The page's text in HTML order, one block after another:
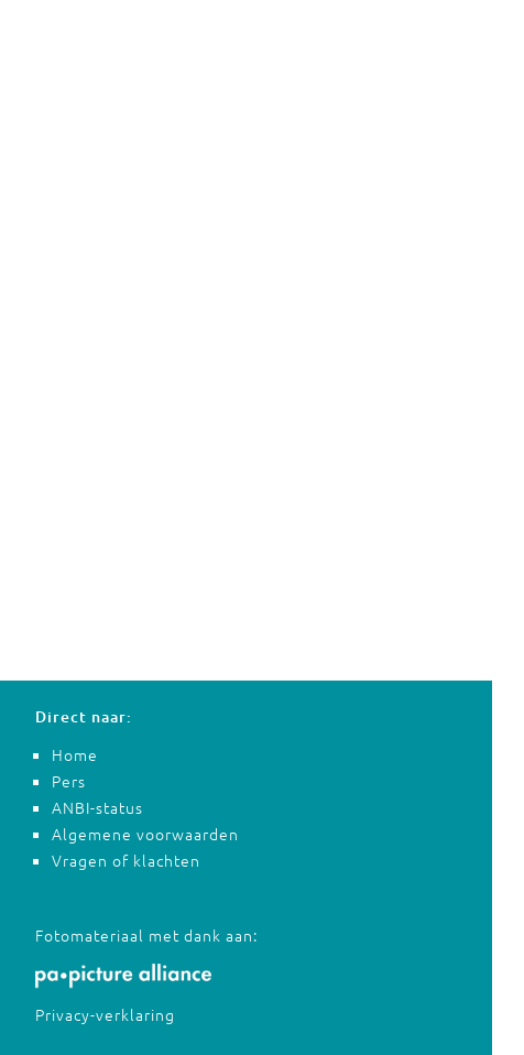
Direct naar:
Home
Pers
ANBI-status
Algemene voorwaarden
Vragen of klachten
Fotomateriaal met dank aan:
Privacy-verklaring